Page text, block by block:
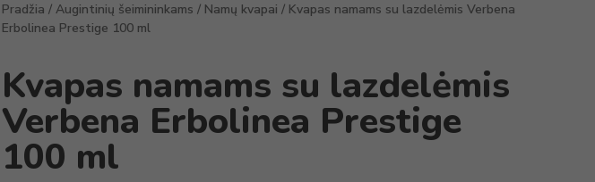
Pradžia / Augintinių šeimininkams / Namų kvapai / Kvapas namams su lazdelėmis Verbena
Erbolinea Prestige 100 ml
Kvapas namams su lazdelėmis
Verbena Erbolinea Prestige
100 ml